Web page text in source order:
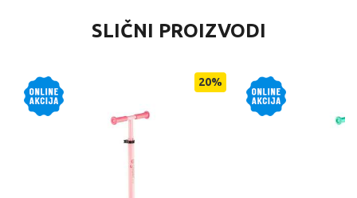
SLIČNI PROIZVODI
20%